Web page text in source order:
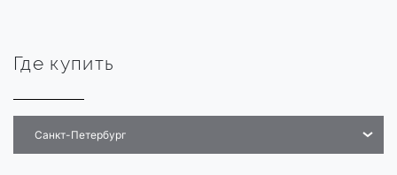
Где купить
Санкт-Петербург